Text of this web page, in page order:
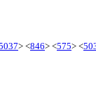
> <846> <575> <